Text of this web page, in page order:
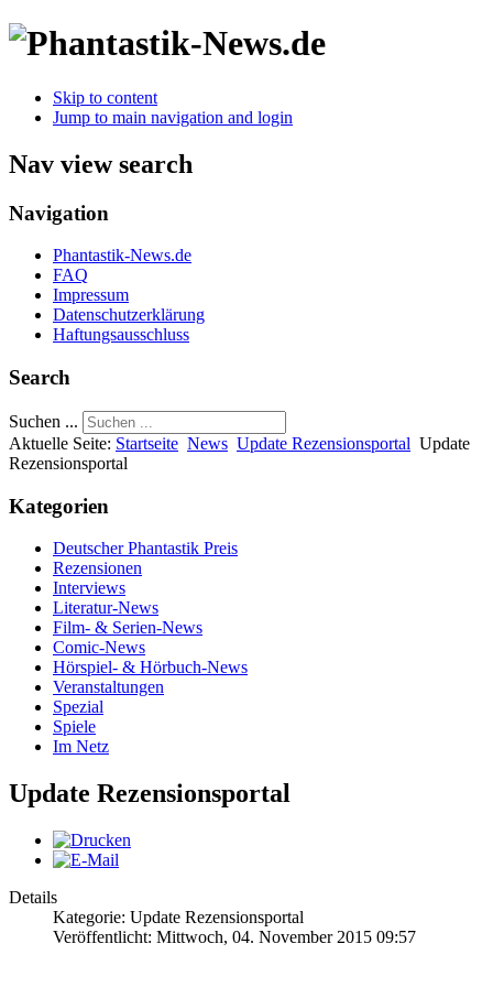
Skip to content
Jump to main navigation and login
Nav view search
Navigation
Phantastik-News.de
FAQ
Impressum
Datenschutzerklärung
Haftungsausschluss
Search
Suchen ...
Aktuelle Seite: Startseite News Update Rezensionsportal Update
Rezensionsportal
Kategorien
Deutscher Phantastik Preis
Rezensionen
Interviews
Literatur-News
Film- & Serien-News
Comic-News
Hörspiel- & Hörbuch-News
Veranstaltungen
Spezial
Spiele
Im Netz
Update Rezensionsportal
Details
Kategorie: Update Rezensionsportal
Veröffentlicht: Mittwoch, 04. November 2015 09:57